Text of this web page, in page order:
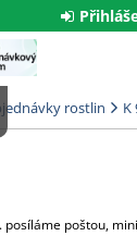
rostlin K
poštou,